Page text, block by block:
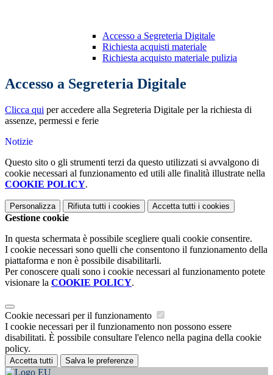
Accesso a Segreteria Digitale
Richiesta acquisti materiale
Richiesta acquisto materiale pulizia
Accesso a Segreteria Digitale
Clicca qui per accedere alla Segreteria Digitale per la richiesta di
assenze, permessi e ferie
Notizie
Questo sito o gli strumenti terzi da questo utilizzati si avvalgono di
cookie necessari al funzionamento ed utili alle finalità illustrate nella
COOKIE POLICY.
Personalizza Rifiuta tutti i cookies Accetta tutti i cookies
Gestione cookie
In questa schermata è possibile scegliere quali cookie consentire.
I cookie necessari sono quelli che consentono il funzionamento della
piattaforma e non è possibile disabilitarli.
Per conoscere quali sono i cookie necessari al funzionamento potete
visionare la COOKIE POLICY.
Cookie necessari per il funzionamento
I cookie necessari per il funzionamento non possono essere
disabilitati. È possibile consultare l'elenco nella pagina della cookie
policy.
Accetta tutti Salva le preferenze